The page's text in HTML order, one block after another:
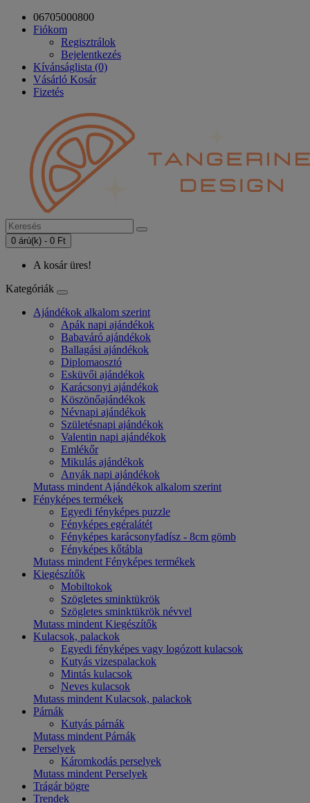
06705000800
Fiókom
Regisztrálok
Bejelentkezés
Kívánságlista (0)
Vásárló Kosár
Fizetés
0 árú(k) - 0 Ft
A kosár üres!
Kategóriák
Ajándékok alkalom szerint
Apák napi ajándékok
Babaváró ajándékok
Ballagási ajándékok
Diplomaosztó
Esküvői ajándékok
Karácsonyi ajándékok
Köszönőajándékok
Névnapi ajándékok
Születésnapi ajándékok
Valentin napi ajándékok
Emlékőr
Mikulás ajándékok
Anyák napi ajándékok
Mutass mindent Ajándékok alkalom szerint
Fényképes termékek
Egyedi fényképes puzzle
Fényképes egéralátét
Fényképes karácsonyfadísz - 8cm gömb
Fényképes kőtábla
Mutass mindent Fényképes termékek
Kiegészítők
Mobiltokok
Szögletes sminktükrök
Szögletes sminktükrök névvel
Mutass mindent Kiegészítők
Kulacsok, palackok
Egyedi fényképes vagy logózott kulacsok
Kutyás vizespalackok
Mintás kulacsok
Neves kulacsok
Mutass mindent Kulacsok, palackok
Párnák
Kutyás párnák
Mutass mindent Párnák
Perselyek
Káromkodás perselyek
Mutass mindent Perselyek
Trágár bögre
Trendek